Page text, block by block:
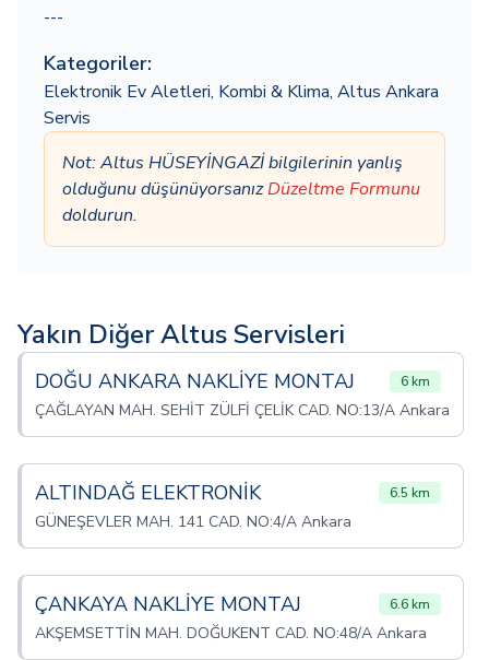
---
Kategoriler:
Elektronik Ev Aletleri, Kombi & Klima, Altus Ankara
Servis
Not: Altus HÜSEYİNGAZİ bilgilerinin yanlış
olduğunu düşünüyorsanızDüzeltme Formunu
doldurun.
Yakın Diğer Altus Servisleri
DOĞU ANKARA NAKLİYE MONTAJ 6 km
ÇAĞLAYAN MAH. SEHİT ZÜLFİ ÇELİK CAD. NO:13/A Ankara
ALTINDAĞ ELEKTRONİK 6.5 km
GÜNEŞEVLER MAH. 141 CAD. NO:4/A Ankara
ÇANKAYA NAKLİYE MONTAJ 6.6 km
AKŞEMSETTİN MAH. DOĞUKENT CAD. NO:48/A Ankara